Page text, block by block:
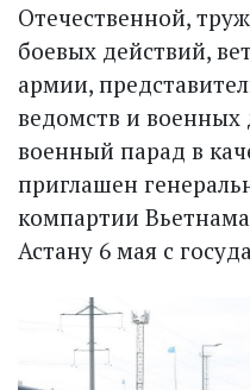
Отечественной,
бое­вых действий,
армии,
ведомств и военных
военный парад в
приглашен
компартии
Астану 6 мая с